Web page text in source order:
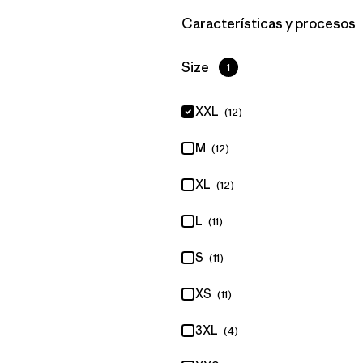
Filtrar por
Características y procesos
Filtrar por
Size 1
XXL (12)
M (12)
XL (12)
L (11)
S (11)
XS (11)
3XL (4)